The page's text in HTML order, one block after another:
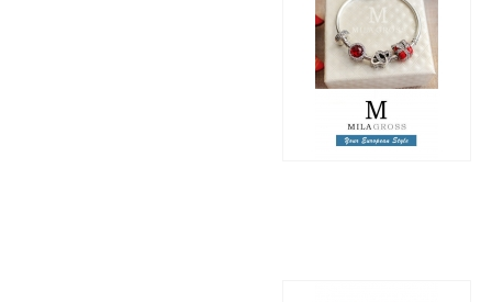
Браслет с шармами
"Подарок от сердца"
(серебро 925)
5 875 грн. 4 800 грн.